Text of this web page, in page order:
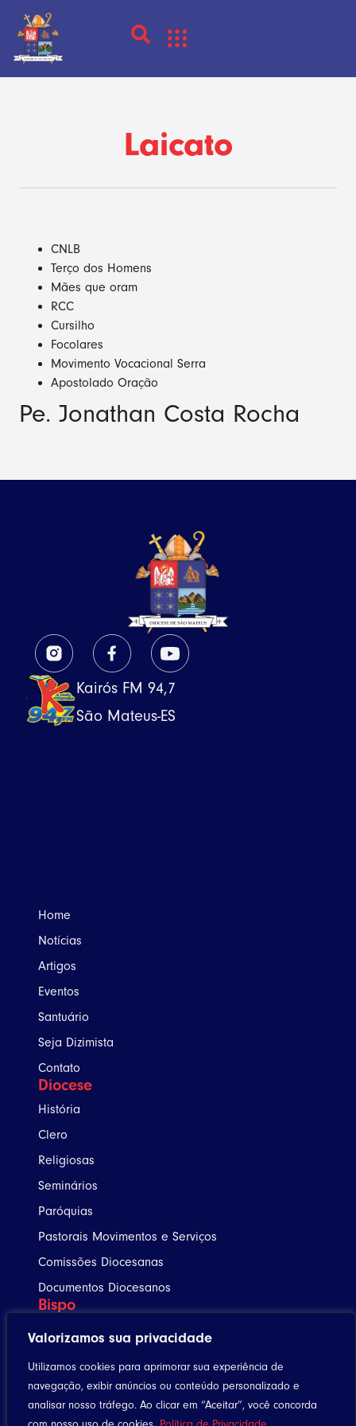
Valorizamos sua privacidade
Utilizamos cookies para aprimorar sua experiência de
navegação, exibir anúncios ou conteúdo personalizado e
analisar nosso tráfego. Ao clicar em “Aceitar”, você concorda
Laicato
CNLB
Terço dos Homens
Mães que oram
RCC
Cursilho
Focolares
Movimento Vocacional Serra
Apostolado Oração
Pe. Jonathan Costa Rocha
Kairós FM 94,7
São Mateus-ES
Home
Notícias
Artigos
Eventos
Santuário
Seja Dizimista
Contato
Diocese
História
Clero
Religiosas
Seminários
Paróquias
Pastorais Movimentos e Serviços
Comissões Diocesanas
Documentos Diocesanos
Bispo
Utilitários
Celebrando a Vida